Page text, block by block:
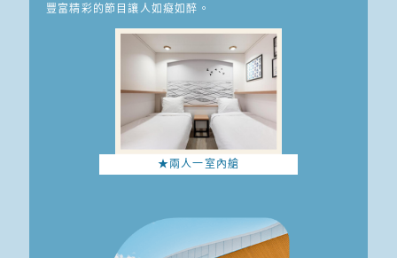
★兩人一室內艙
豐富精彩的節目讓人如癡如醉。